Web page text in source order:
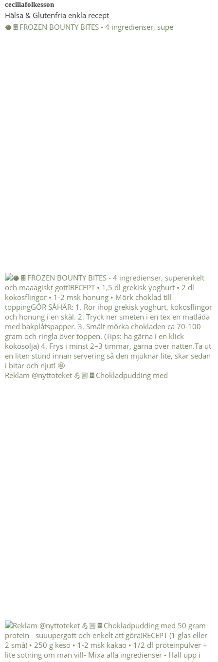
ceciliafolkesson
Hälsa & Glutenfria enkla recept
🥥🍫FROZEN BOUNTY BITES - 4 ingredienser, supe
Reklam @nyttoteket 💪🏼🍫Chokladpudding med